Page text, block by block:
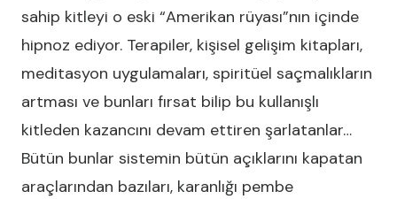
sahip kitleyi o eski “Amerikan rüyası”nın içinde
hipnoz ediyor. Terapiler, kişisel gelişim kitapları,
meditasyon uygulamaları, spiritüel saçmalıkların
artması ve bunları fırsat bilip bu kullanışlı
kitleden kazancını devam ettiren şarlatanlar…
Bütün bunlar sistemin bütün açıklarını kapatan
araçlarından bazıları, karanlığı pembe